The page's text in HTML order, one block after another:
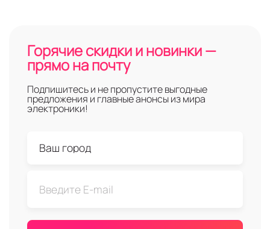
Горячие скидки и новинки —
прямо на почту
Подпишитесь и не пропустите выгодные
предложения и главные анонсы из мира
электроники!